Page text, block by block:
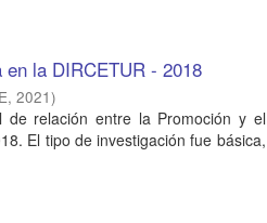
la DIRCETUR - 2018
,2021)
relación entre la Promoción y el
El tipo de investigación fue básica,